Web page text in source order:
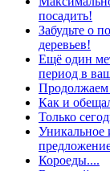
посадить!
Забудьте о
деревьев!
Ещё один
период в
Продолжаем
Как и
Только
Уникальное
Короеды....